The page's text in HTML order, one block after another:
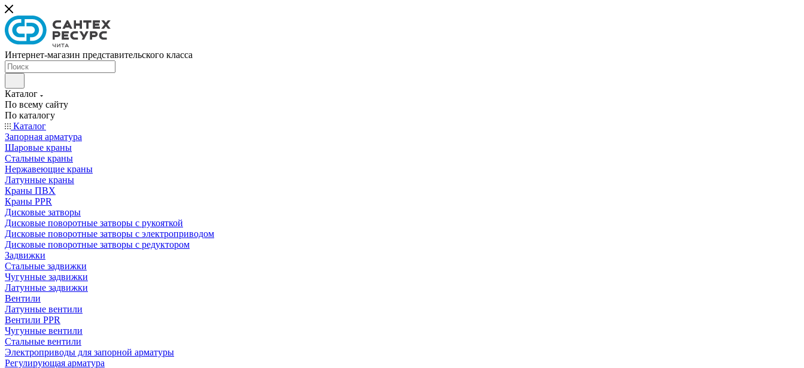
Интернет-магазин представительского класса
Каталог
По всему сайту
По каталогу
Каталог
Запорная арматура
Шаровые краны
Стальные краны
Нержавеющие краны
Латунные краны
Краны ПВХ
Краны PPR
Дисковые затворы
Дисковые поворотные затворы с рукояткой
Дисковые поворотные затворы с электроприводом
Дисковые поворотные затворы с редуктором
Задвижки
Стальные задвижки
Чугунные задвижки
Латунные задвижки
Вентили
Латунные вентили
Вентили PPR
Чугунные вентили
Стальные вентили
Электроприводы для запорной арматуры
Регулирующая арматура